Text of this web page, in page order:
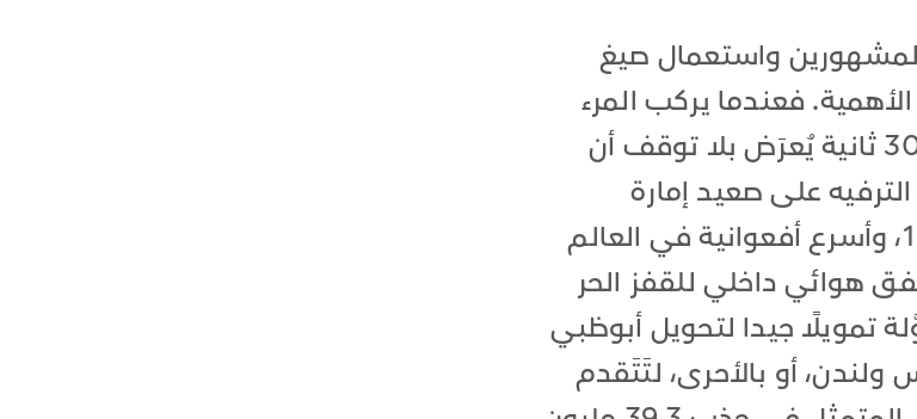
المشهورين واستعمال صيغ
فعندما يركب المرء
مصعد أحد فنادق المدينة، سيُذَكِّرُه فيلمٌ مدته 30 ثانية يُعرَض بلا توقف أن
على صعيد إمارة
أبوظبي، تمتلك حلبة سباق لسيارات الفورمولا 1، وأسرع أفعوانية في العالم
هوائي داخلي للقفز الحر
تمويلًا جيدا لتحويل أبوظبي
أو بالأحرى، لتَتَقدم